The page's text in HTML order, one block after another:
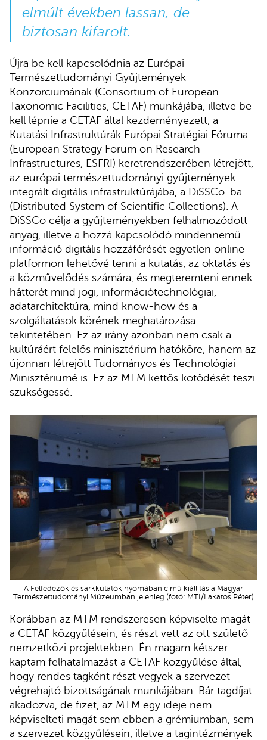
elmúlt években lassan, de
biztosan kifarolt.
Újra be kell kapcsolódnia az Európai
Természettudományi Gyűjtemények
Konzorciumának (Consortium of European
Taxonomic Facilities, CETAF) munkájába, illetve be
kell lépnie a CETAF által kezdeményezett, a
Kutatási Infrastruktúrák Európai Stratégiai Fóruma
(European Strategy Forum on Research
Infrastructures, ESFRI) keretrendszerében létrejött,
az európai természettudományi gyűjtemények
integrált digitális infrastruktúrájába, a DiSSCo-ba
(Distributed System of Scientific Collections). A
DiSSCo célja a gyűjteményekben felhalmozódott
anyag, illetve a hozzá kapcsolódó mindennemű
információ digitális hozzáférését egyetlen online
platformon lehetővé tenni a kutatás, az oktatás és
a közművelődés számára, és megteremteni ennek
hátterét mind jogi, információtechnológiai,
adatarchitektúra, mind know-how és a
szolgáltatások körének meghatározása
tekintetében. Ez az irány azonban nem csak a
kultúráért felelős minisztérium hatóköre, hanem az
újonnan létrejött Tudományos és Technológiai
Minisztériumé is. Ez az MTM kettős kötődését teszi
szükségessé.
A Felfedezők és sarkkutatók nyomában című kiállítás a Magyar
Természettudományi Múzeumban jelenleg (fotó: MTI/Lakatos Péter)
Korábban az MTM rendszeresen képviselte magát
a CETAF közgyűlésein, és részt vett az ott születő
nemzetközi projektekben. Én magam kétszer
kaptam felhatalmazást a CETAF közgyűlése által,
hogy rendes tagként részt vegyek a szervezet
végrehajtó bizottságának munkájában. Bár tagdíjat
akadozva, de fizet, az MTM egy ideje nem
képviselteti magát sem ebben a grémiumban, sem
a szervezet közgyűlésein, illetve a tagintézmények